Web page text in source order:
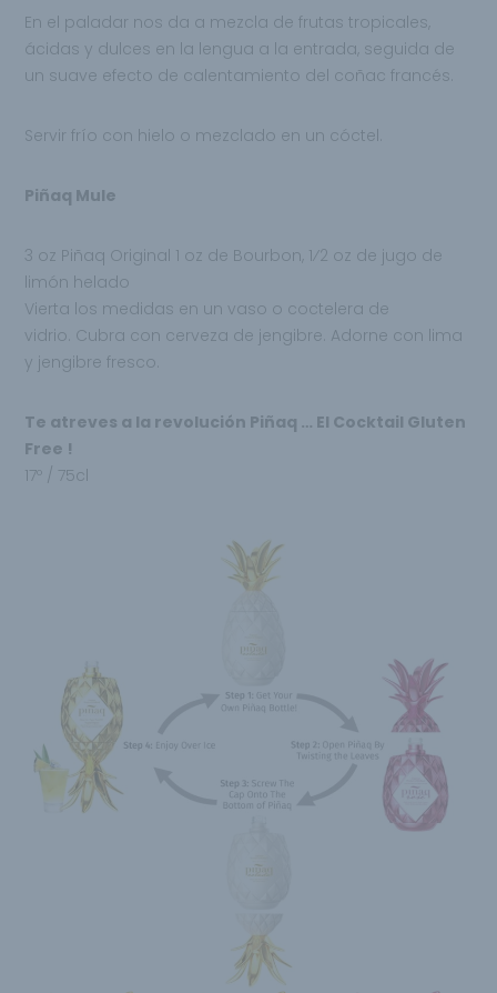
En el paladar nos da a mezcla de frutastropicales,
ácidas y dulces en la lengua a la entrada, seguida de
un suave efecto de calentamiento del coñac francés.
Servir frío con hielo o mezclado en un cóctel.
Piñaq Mule
3 oz Piñaq Original 1 oz de Bourbon, 1⁄2 oz de jugo de
limón helado
Vierta los medidas en un vaso o coctelera de
vidrio. Cubra con cerveza de jengibre. Adorne con lima
y jengibre fresco.
Te atreves a la revolución Piñaq … El Cocktail Gluten
Free !
17º / 75cl